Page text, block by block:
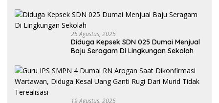
25 Agustus, 2025
Diduga Kepsek SDN 025 Dumai Menjual
Baju Seragam Di Lingkungan Sekolah
19 Agustus, 2025